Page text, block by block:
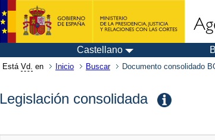
Castellano
Está Vd. en Inicio Buscar Documento consolidado
Legislación consolidada